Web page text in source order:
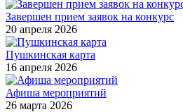
Завершен прием заявок на конкурс
20 апреля 2026
Пушкинская карта
16 апреля 2026
Афиша мероприятий
26 марта 2026